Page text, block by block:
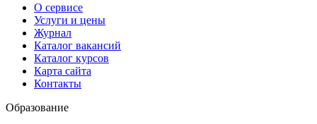
О сервисе
Услуги и цены
Журнал
Каталог вакансий
Каталог курсов
Карта сайта
Контакты
Образование